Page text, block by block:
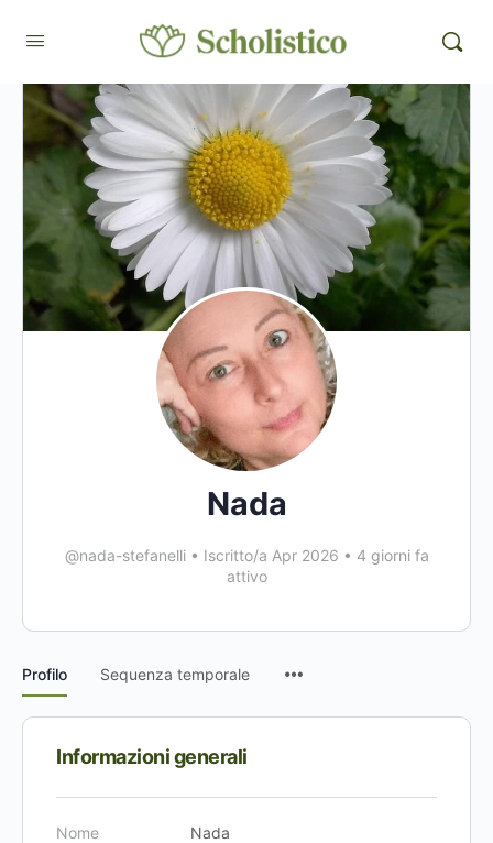
Nada
@nada-stefanelli • Iscritto/a Apr 2026 • 4 giorni fa
attivo
Profilo Sequenza temporale
menu
Informazioni generali
Nome Nada